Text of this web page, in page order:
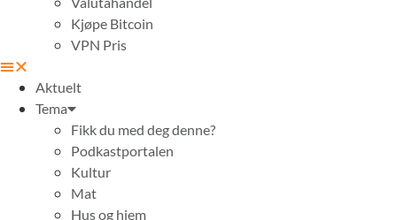
Kjøpe Bitcoin
VPN Pris
Aktuelt
Tema
Fikk du med deg denne?
Podkastportalen
Kultur
Mat
Hus og hjem